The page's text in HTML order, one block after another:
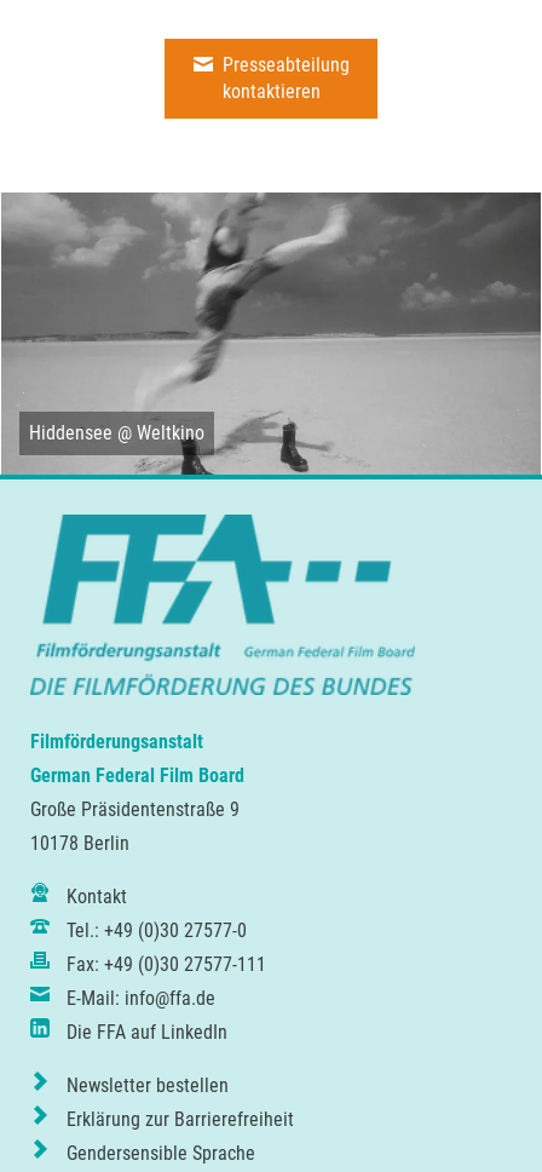
Presseabteilung
kontaktieren
Hiddensee @ Weltkino
Filmförderungsanstalt
German Federal Film Board
Große Präsidentenstraße 9
10178 Berlin
Kontakt
Tel.: +49 (0)30 27577-0
Fax: +49 (0)30 27577-111
E-Mail: info@ffa.de
Die FFA auf LinkedIn
Newsletter bestellen
Erklärung zur Barrierefreiheit
Gendersensible Sprache